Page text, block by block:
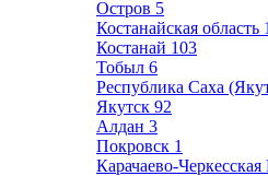
Остров 5
Костанайская область
Костанай 103
Тобыл 6
Республика Саха
Якутск 92
Алдан 3
Покровск 1
Карачаево-Черкесская